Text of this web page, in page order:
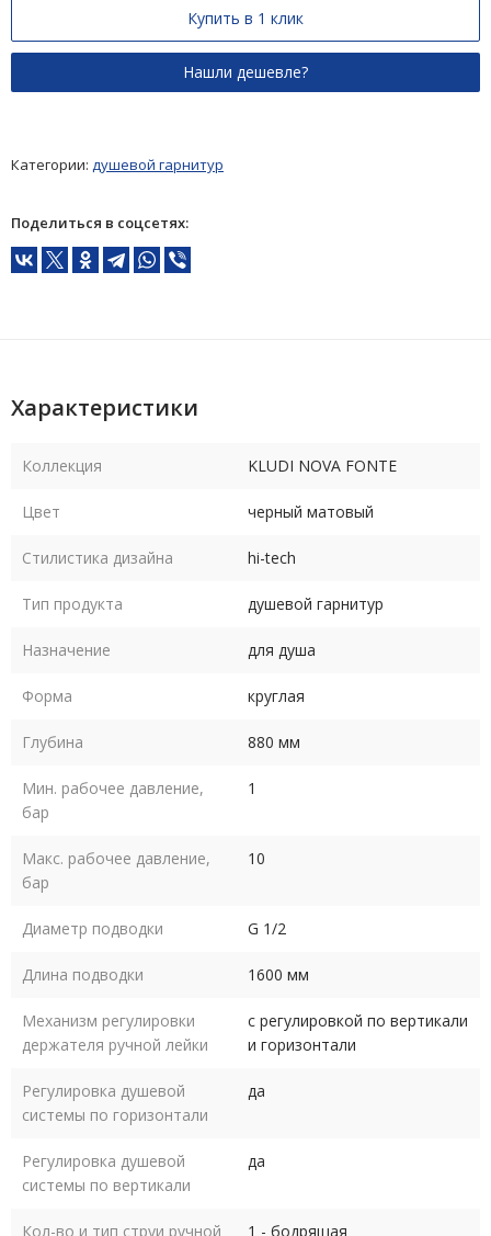
Купить в 1 клик
Категории: душевой гарнитур
Поделиться в соцсетях:
Характеристики
Коллекция KLUDI NOVA FONTE
Цвет черный матовый
Стилистика дизайна hi-tech
Тип продукта душевой гарнитур
Назначение для душа
Форма круглая
Глубина 880 мм
Мин. рабочее давление,
бар
1
Макс. рабочее давление,
бар
10
Диаметр подводки G 1/2
Длина подводки 1600 мм
Механизм регулировки
держателя ручной лейки
с регулировкой по вертикали
и горизонтали
Регулировка душевой
системы по горизонтали
да
Регулировка душевой
системы по вертикали
да
Кол-во и тип струи ручной 1 - бодрящая